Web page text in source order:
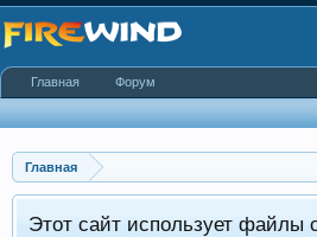
Главная
Этот сайт использует файлы
Главная Форум